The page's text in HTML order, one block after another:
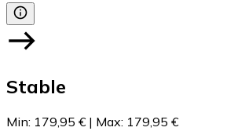
Stable
Min: 179,95 € | Max: 179,95 €